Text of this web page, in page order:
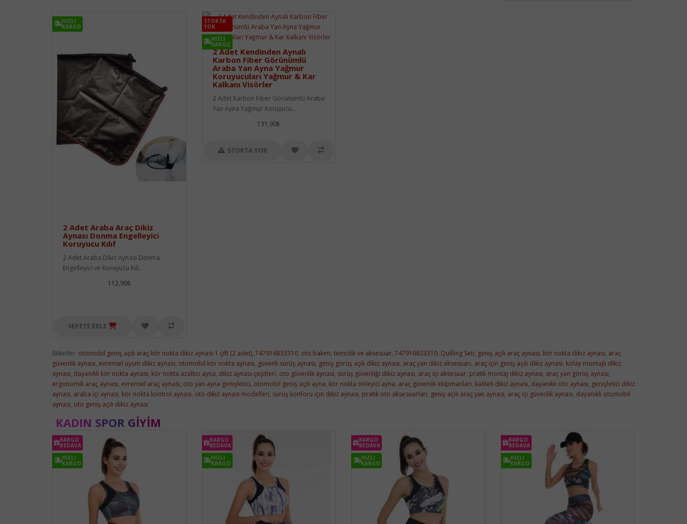
HIZLI
KARGO
2 Adet Araba Araç Dikiz
Aynası Donma Engelleyici
Koruyucu Kılıf
2 Adet Araba Dikiz Aynası Donma
Engelleyici ve Koruyucu Kılı..
112,90₺
SEPETE EKLE
STOKTA
YOK
HIZLI
KARGO
2 Adet Kendinden Aynalı
Karbon Fiber Görünümlü
Araba Yan Ayna Yağmur
Koruyucuları Yağmur & Kar
Kalkanı Visörler
2 Adet Karbon Fiber Görünümlü Araba
Yan Ayna Yağmur Koruyucu..
131,90₺
STOKTA YOK
Etiketler: otomobil geniş açılı araç kör nokta dikiz aynası 1 çift (2 adet), 747916833310, oto bakım, temizlik ve aksesuar, 747916833310, Quilling Seti, geniş açılı araç aynası, kör nokta dikiz aynası, araç
güvenlik aynası, evrensel uyum dikiz aynası, otomobil kör nokta aynası, güvenli sürüş aynası, geniş görüş açılı dikiz aynası, araç yan dikiz aksesuarı, araç için geniş açılı dikiz aynası, kolay montajlı dikiz
aynası, dayanıklı kör nokta aynası, kör nokta azaltıcı ayna, dikiz aynası çeşitleri, oto güvenlik aynası, sürüş güvenliği dikiz aynası, araç içi aksesuar, pratik montaj dikiz aynası, araç yan görüş aynası,
ergonomik araç aynası, evrensel araç aynası, oto yan ayna genişletici, otomobil geniş açılı ayna, kör nokta önleyici ayna, araç güvenlik ekipmanları, kaliteli dikiz aynası, dayanıklı oto aynası, genişletici dikiz
aynası, araba içi aynası, kör nokta kontrol aynası, oto dikiz aynası modelleri, sürüş konforu için dikiz aynası, pratik oto aksesuarları, geniş açılı araç yan aynası, araç içi güvenlik aynası, dayanıklı otomobil
aynası, oto geniş açılı dikiz aynası
KADIN SPOR GIYIM
KARGO
BEDAVA
HIZLI
KARGO
KARGO
BEDAVA
HIZLI
KARGO
KARGO
BEDAVA
HIZLI
KARGO
KARGO
BEDAVA
HIZLI
KARGO